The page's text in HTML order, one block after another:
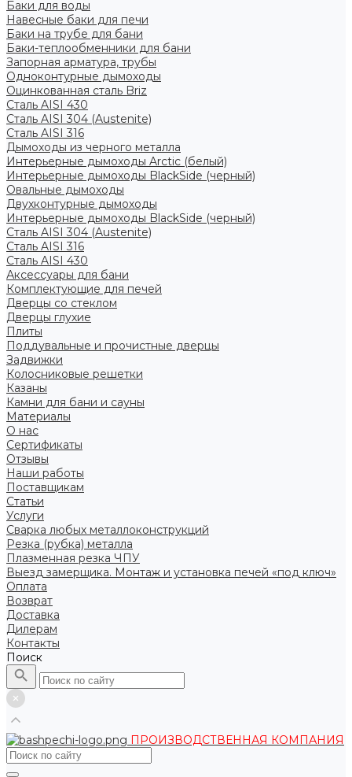
Баки для воды
Навесные баки для печи
Баки на трубе для бани
Баки-теплообменники для бани
Запорная арматура, трубы
Одноконтурные дымоходы
Оцинкованная сталь Briz
Сталь AISI 430
Сталь AISI 304 (Austenite)
Сталь AISI 316
Дымоходы из черного металла
Интерьерные дымоходы Arctic (белый)
Интерьерные дымоходы BlackSide (черный)
Овальные дымоходы
Двухконтурные дымоходы
Интерьерные дымоходы BlackSide (черный)
Сталь AISI 304 (Austenite)
Сталь AISI 316
Сталь AISI 430
Аксессуары для бани
Комплектующие для печей
Дверцы со стеклом
Дверцы глухие
Плиты
Поддувальные и прочистные дверцы
Задвижки
Колосниковые решетки
Казаны
Камни для бани и сауны
Материалы
О нас
Сертификаты
Отзывы
Наши работы
Поставщикам
Статьи
Услуги
Сварка любых металлоконструкций
Резка (рубка) металла
Плазменная резка ЧПУ
Выезд замерщика. Монтаж и установка печей «под ключ»
Оплата
Возврат
Доставка
Дилерам
Контакты
Поиск
ПРОИЗВОДСТВЕННАЯ КОМПАНИЯ